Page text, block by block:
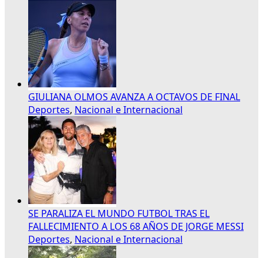
GIULIANA OLMOS AVANZA A OCTAVOS DE FINAL
Deportes, Nacional e Internacional
SE PARALIZA EL MUNDO FUTBOL TRAS EL
FALLECIMIENTO A LOS 68 AÑOS DE JORGE MESSI
Deportes, Nacional e Internacional